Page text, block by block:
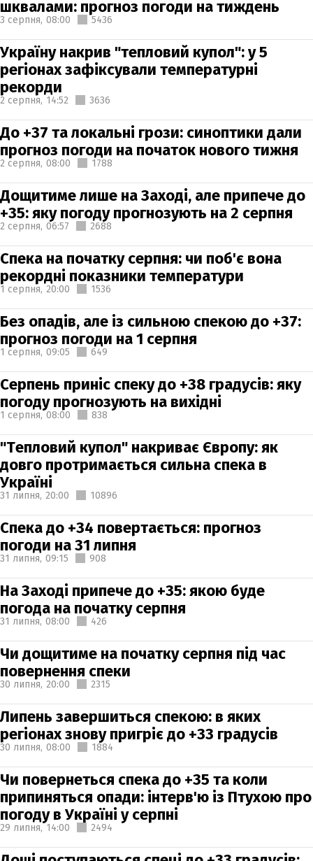
шквалами: прогноз погоди на тиждень
3 серпня, 08:00 5436
Україну накрив "тепловий купол": у 5
регіонах зафіксували температурні
рекорди
2 серпня, 14:52 3636
До +37 та локальні грози: синоптики дали
прогноз погоди на початок нового тижня
2 серпня, 08:00 1788
Дощитиме лише на Заході, але припече до
+35: яку погоду прогнозують на 2 серпня
2 серпня, 06:57 2688
Спека на початку серпня: чи поб'є вона
рекордні показники температури
1 серпня, 20:00 1536
Без опадів, але із сильною спекою до +37:
прогноз погоди на 1 серпня
1 серпня, 09:05 649
Серпень приніс спеку до +38 градусів: яку
погоду прогнозують на вихідні
1 серпня, 08:00 838
"Тепловий купол" накриває Європу: як
довго протримається сильна спека в
Україні
31 липня, 20:00 10896
Спека до +34 повертається: прогноз
погоди на 31 липня
31 липня, 09:15 908
На Заході припече до +35: якою буде
погода на початку серпня
31 липня, 08:00 426
Чи дощитиме на початку серпня під час
повернення спеки
30 липня, 20:00 2315
Липень завершиться спекою: в яких
регіонах знову пригріє до +33 градусів
30 липня, 08:00 1884
Чи повернеться спека до +35 та коли
припиняться опади: інтерв'ю із Птухою про
погоду в Україні у серпні
29 липня, 14:00 2494